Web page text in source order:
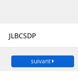
JLBCSDP
suivant